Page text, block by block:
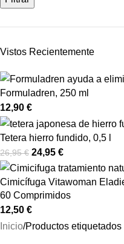
Vistos Recientemente
Formuladren, 250 ml
12,90 €
Tetera hierro fundido, 0,5 l
26,95€ 24,95 €
Cimicífuga Vitawoman
60 Comprimidos
12,50 €
Inicio Productos etiquetados